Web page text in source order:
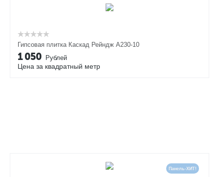
Гипсовая плитка Каскад Рейндж А230-10
1 050 Рублей
Цена за квадратный метр
Панель-ХИТ!